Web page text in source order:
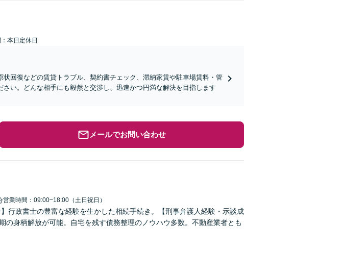
本日定休日
状回復などの賃貸トラブル、契約書チェック、滞納家賃や駐車場賃料・管
い。どんな相手にも毅然と交渉し、迅速かつ円満な解決を目指します
メールでお問い合わせ
営業時間：09:00~18:00（土日祝日）
行政書士の豊富な経験を生かした相続手続き。【刑事弁護人経験・示談成
の身柄解放が可能。自宅を残す債務整理のノウハウ多数。不動産業者とも